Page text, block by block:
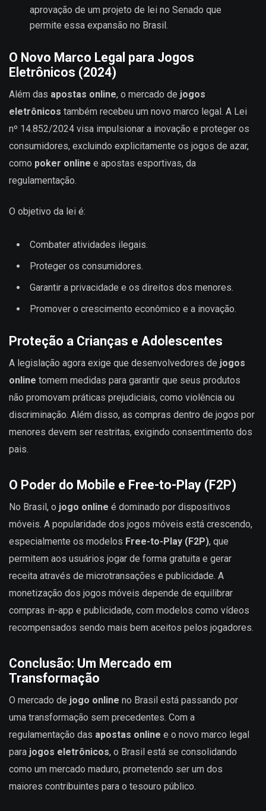
aprovação de um projeto de lei no Senado que
permite essa expansão no Brasil.
O Novo Marco Legal para Jogos
Eletrônicos (2024)
Além das apostas online, o mercado de jogos
eletrônicos também recebeu um novo marco legal. A Lei
nº 14.852/2024 visa impulsionar a inovação e proteger os
consumidores, excluindo explicitamente os jogos de azar,
como poker online e apostas esportivas, da
regulamentação.
O objetivo da lei é:
Combater atividades ilegais.
Proteger os consumidores.
Garantir a privacidade e os direitos dos menores.
Promover o crescimento econômico e a inovação.
Proteção a Crianças e Adolescentes
A legislação agora exige que desenvolvedores de jogos
online tomem medidas para garantir que seus produtos
não promovam práticas prejudiciais, como violência ou
discriminação. Além disso, as compras dentro de jogos por
menores devem ser restritas, exigindo consentimento dos
pais.
O Poder do Mobile e Free-to-Play (F2P)
No Brasil, o jogo online é dominado por dispositivos
móveis. A popularidade dos jogos móveis está crescendo,
especialmente os modelos Free-to-Play (F2P), que
permitem aos usuários jogar de forma gratuita e gerar
receita através de microtransações e publicidade. A
monetização dos jogos móveis depende de equilibrar
compras in-app e publicidade, com modelos como vídeos
recompensados sendo mais bem aceitos pelos jogadores.
Conclusão: Um Mercado em
Transformação
O mercado de jogo online no Brasil está passando por
uma transformação sem precedentes. Com a
regulamentação das apostas online e o novo marco legal
para jogos eletrônicos, o Brasil está se consolidando
como um mercado maduro, prometendo ser um dos
maiores contribuintes para o tesouro público.